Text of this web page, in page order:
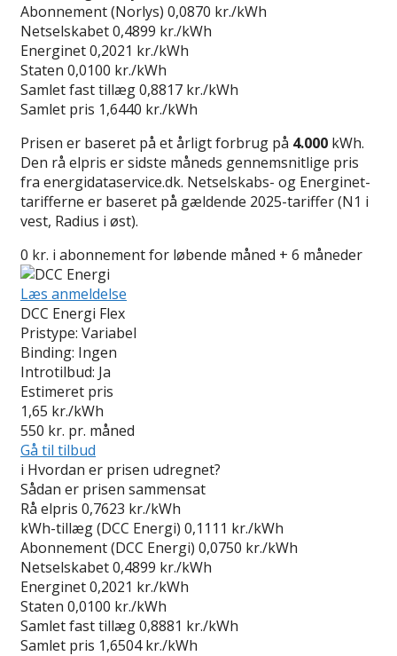
Abonnement (Norlys) 0,0870 kr./kWh
Netselskabet0,4899 kr./kWh
Energinet0,2021 kr./kWh
Staten 0,0100 kr./kWh
Samlet fast tillæg0,8817 kr./kWh
Samlet pris 1,6440 kr./kWh
Prisen er baseret på et årligt forbrug på 4.000 kWh.
Den rå elpris er sidste måneds gennemsnitlige pris
fra energidataservice.dk. Netselskabs- og Energinet-
tarifferne er baseret på gældende 2025-tariffer (N1 i
vest, Radius i øst).
0 kr. i abonnement for løbende måned + 6 måneder
Læs anmeldelse
DCC Energi Flex
Pristype: Variabel
Binding: Ingen
Introtilbud: Ja
Estimeret pris
1,65 kr./kWh
550 kr. pr. måned
Gå til tilbud
i Hvordan er prisen udregnet?
Sådan er prisen sammensat
Rå elpris 0,7623 kr./kWh
kWh-tillæg (DCC Energi) 0,1111 kr./kWh
Abonnement (DCC Energi) 0,0750 kr./kWh
Netselskabet0,4899 kr./kWh
Energinet0,2021 kr./kWh
Staten 0,0100 kr./kWh
Samlet fast tillæg0,8881 kr./kWh
Samlet pris 1,6504 kr./kWh